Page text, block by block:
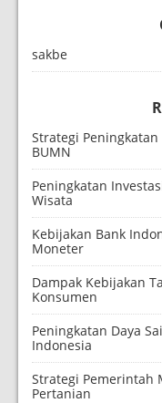
sakbe
Strategi
BUMN
Peningkatan
Wisata
Kebijakan Bank
Moneter
Dampak Kebijakan
Konsumen
Peningkatan Daya
Indonesia
Strategi Pemerintah
Pertanian